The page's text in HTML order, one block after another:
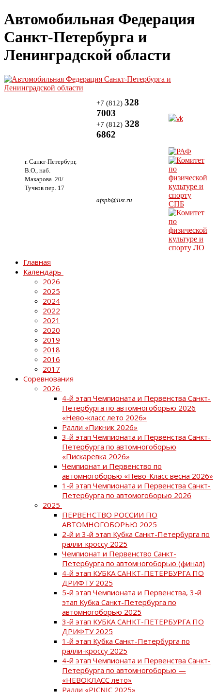
Автомобильная Федерация
Санкт-Петербурга и
Ленинградской области
г. Санкт-Петербург,
В.О., наб.
Макарова 20/
Тучков пер. 17
+7 (812) 328
7003
+7 (812) 328
6862
afspb@list.ru
Главная
Календарь
2026
2025
2024
2022
2021
2020
2019
2018
2016
2017
Соревнования
2026
4-й этап Чемпионата и Первенства Санкт-
Петербурга по автомногоборью 2026
«Нево-класс лето 2026»
Ралли «Пикник 2026»
3-й этап Чемпионата и Первенства Санкт-
Петербурга по автомногоборью
«Пискаревка 2026»
Чемпионат и Первенство по
автомногоборью «Нево-Класс весна 2026»
1-й этап Чемпионата и Первенства Санкт-
Петербурга по автомогоборью 2026
2025
ПЕРВЕНСТВО РОССИИ ПО
АВТОМНОГОБОРЬЮ 2025
2-й и 3-й этап Кубка Санкт-Петербурга по
ралли-кроссу 2025
Чемпионат и Первенство Санкт-
Петербурга по автомногоборью (финал)
4-й этап КУБКА САНКТ-ПЕТЕРБУРГА ПО
ДРИФТУ 2025
5-й этап Чемпионата и Первенства, 3-й
этап Кубка Санкт-Петербурга по
автомногоборью 2025
3-й этап КУБКА САНКТ-ПЕТЕРБУРГА ПО
ДРИФТУ 2025
1-й этап Кубка Санкт-Петербурга по
ралли-кроссу 2025
4-й этап Чемпионата и Первенства Санкт-
Петербурга по автомногоборью —
«НЕВОКЛАСС лето»
Ралли «PICNIC 2025»